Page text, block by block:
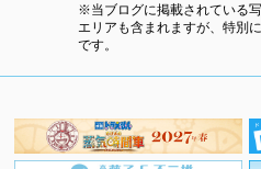
※当ブログに掲載されている
エリアも含まれますが、特別
です。